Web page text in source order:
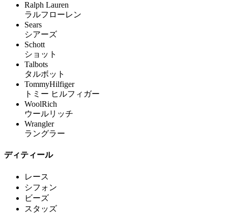
Ralph Lauren
ラルフローレン
Sears
シアーズ
Schott
ショット
Talbots
タルボット
TommyHilfiger
トミー ヒルフィガー
WoolRich
ウールリッチ
Wrangler
ラングラー
ディティール
レース
シフォン
ビーズ
スタッズ